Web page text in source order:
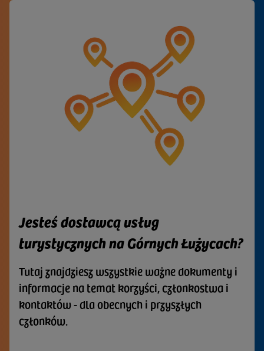
Jesteś dostawcą usług
turystycznych na Górnych Łużycach?
Tutaj znajdziesz wszystkie ważne dokumenty i
informacje na temat korzyści, członkostwa i
kontaktów - dla obecnych i przyszłych
członków.